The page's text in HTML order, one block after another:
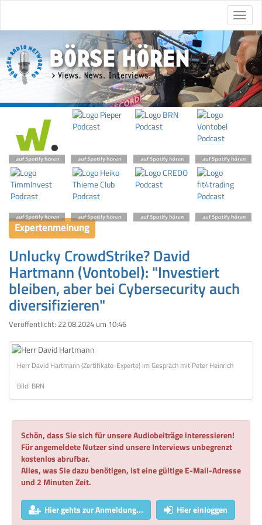
Expertenmeinung
Unlucky CrowdStrike? David
Hartmann (Vontobel): "Investiert
bleiben, aber bei Cybersecurity auch
diversifizieren"
Veröffentlicht: 22.08.2024 um 10:46
Herr David Hartmann (Zertifikate-Experte) im Gespräch mit Peter Heinrich
Bild: BRN
Schön, dass Sie sich für unsere Audiobeiträge interessieren!
Für angemeldete Nutzer sind unsere Interviews unbegrenzt
kostenlos abrufbar.
Alles, was Sie dazu benötigen, ist eine gültige E-Mail-Adresse
und 2 Minuten Zeit.
Hier gehts zur Anmeldung... Hier einloggen